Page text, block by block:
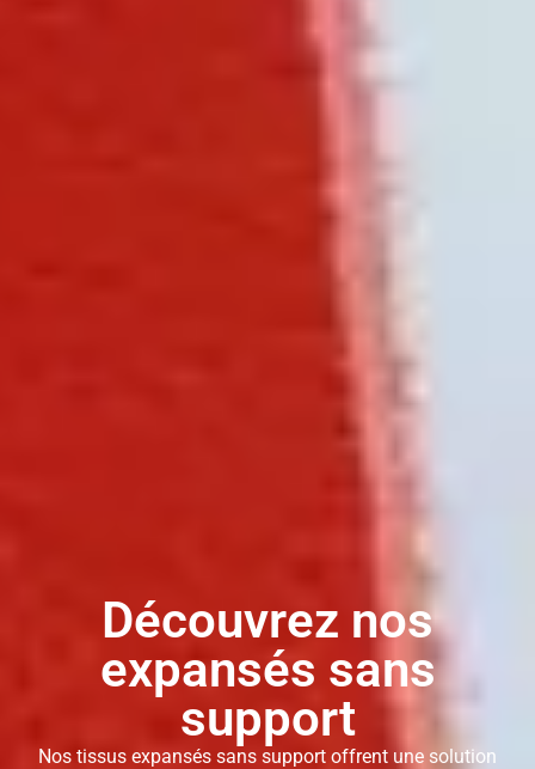
Découvrez nos
expansés sans
support
Nos tissus expansés sans support offrent une solution